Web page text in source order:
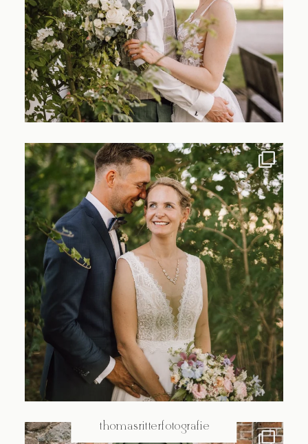
@thomasritterfotografie